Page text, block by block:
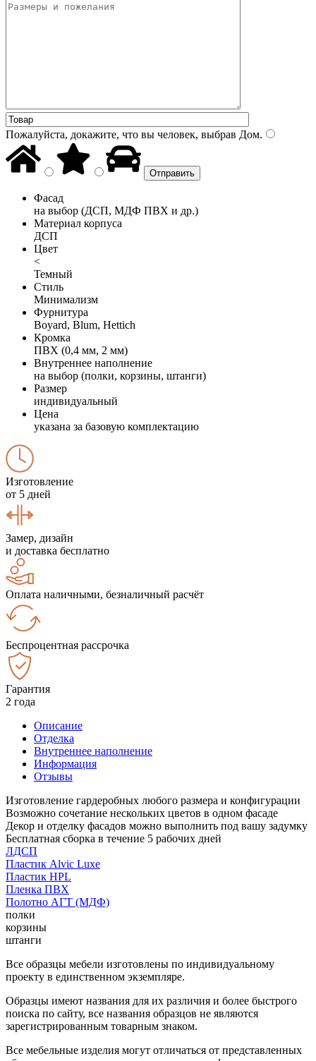
Пожалуйста, докажите, что вы человек, выбрав Дом.
Фасад
на выбор (ДСП, МДФ ПВХ и др.)
Материал корпуса
ДСП
Цвет
<
Темный
Стиль
Минимализм
Фурнитура
Boyard, Blum, Hettich
Кромка
ПВХ (0,4 мм, 2 мм)
Внутреннее наполнение
на выбор (полки, корзины, штанги)
Размер
индивидуальный
Цена
указана за базовую комплектацию
Изготовление
от 5 дней
Замер, дизайн
и доставка бесплатно
Оплата наличными, безналичный расчёт
Беспроцентная рассрочка
Гарантия
2 года
Описание
Отделка
Внутреннее наполнение
Информация
Отзывы
Изготовление гардеробных любого размера и конфигурации
Возможно сочетание нескольких цветов в одном фасаде
Декор и отделку фасадов можно выполнить под вашу задумку
Бесплатная сборка в течение 5 рабочих дней
ЛДСП
Пластик Alvic Luxe
Пластик HPL
Пленка ПВХ
Полотно АГТ (МДФ)
полки
корзины
штанги
Все образцы мебели изготовлены по индивидуальному
проекту в единственном экземпляре.
Образцы имеют названия для их различия и более быстрого
поиска по сайту, все названия образцов не являются
зарегистрированным товарным знаком.
Все мебельные изделия могут отличаться от представленных